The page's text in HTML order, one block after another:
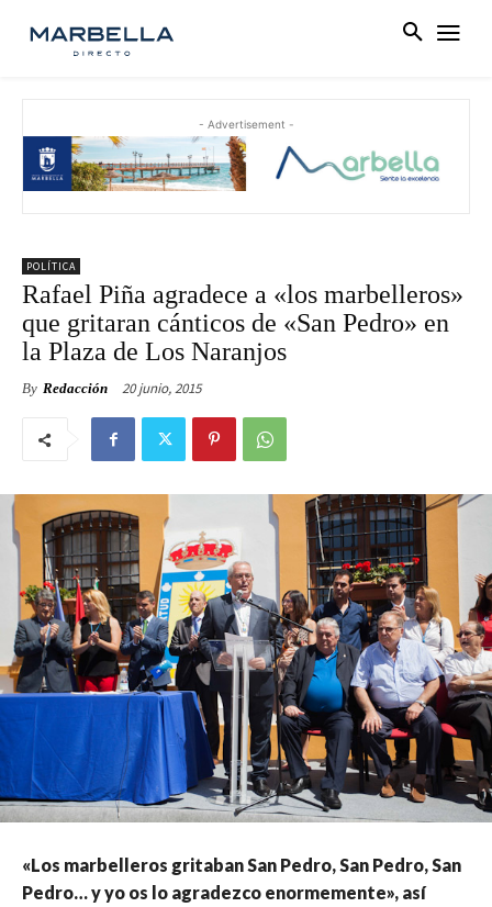
- Advertisement -
POLÍTICA
Rafael Piña agradece a «los marbelleros»
que gritaran cánticos de «San Pedro» en
la Plaza de Los Naranjos
By Redacción 20 junio, 2015
«Los marbelleros gritaban San Pedro, San Pedro, San
Pedro… y yo os lo agradezco enormemente», así